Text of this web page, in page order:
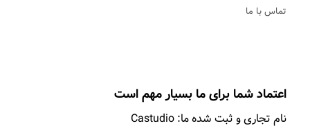
تماس با ما
اعتماد شما برای ما بسیار مهم است
نام تجاری و ثبت شده ما: Castudio